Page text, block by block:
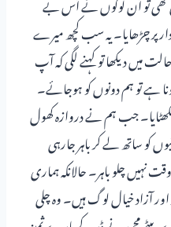
پر چڑھایا۔ یہ سب کچھ میرے
میں دیکھا تو کہنے لگی کہ آپ
ہے تو ہم دونوں کو ہوجائے۔
جب ہم نے دروازہ کھول
کو ساتھ لے کر باہر جارہی
نہیں چلو باہر۔ حالانکہ ہماری
آزاد خیال لوگ ہیں۔ وہ چلی